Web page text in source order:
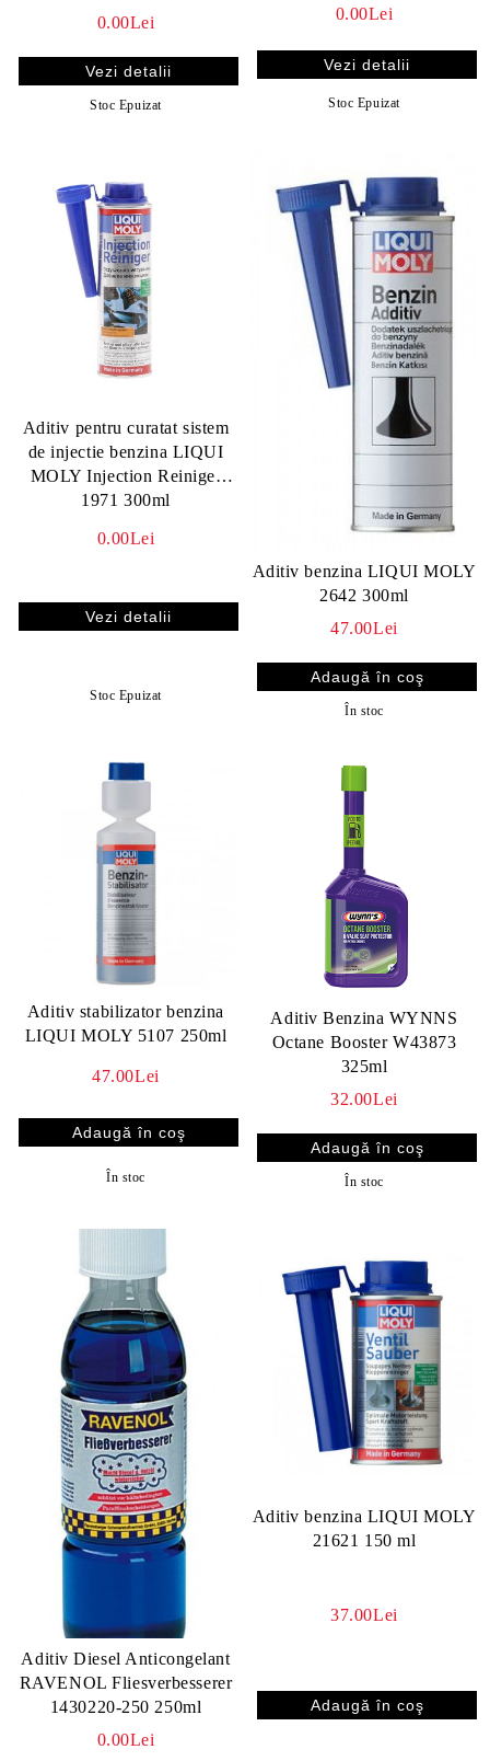
0.00Lei
Vezi detalii
Stoc Epuizat
0.00Lei
Vezi detalii
Stoc Epuizat
Aditiv pentru curatat sistem
de injectie benzina LIQUI
MOLY Injection Reiniger
1971 300ml
0.00Lei
Vezi detalii
Stoc Epuizat
Aditiv benzina LIQUI MOLY
2642 300ml
47.00Lei
În stoc
Aditiv stabilizator benzina
LIQUI MOLY 5107 250ml
47.00Lei
În stoc
Aditiv Benzina WYNNS
Octane Booster W43873
325ml
32.00Lei
În stoc
Aditiv Diesel Anticongelant
RAVENOL Fliesverbesserer
1430220-250 250ml
0.00Lei
Aditiv benzina LIQUI MOLY
21621 150 ml
37.00Lei